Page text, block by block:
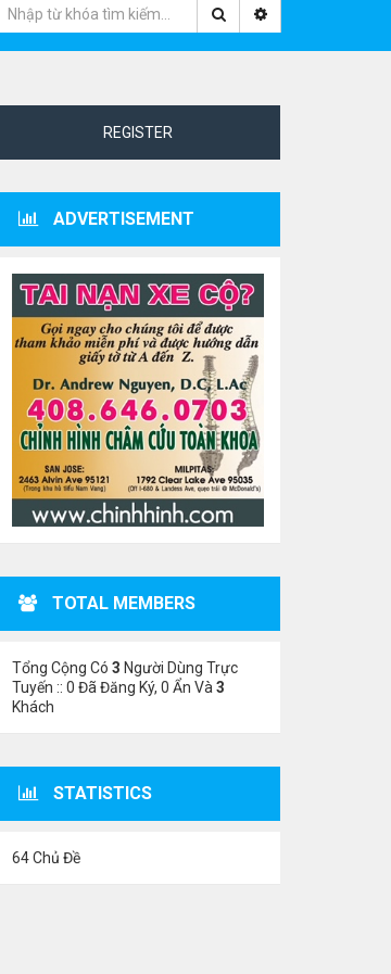
REGISTER
ADVERTISEMENT
TOTAL MEMBERS
Tổng Cộng Có 3 Người Dùng Trực
Tuyến :: 0 Đã Đăng Ký, 0 Ẩn Và 3
Khách
STATISTICS
64 Chủ Đề